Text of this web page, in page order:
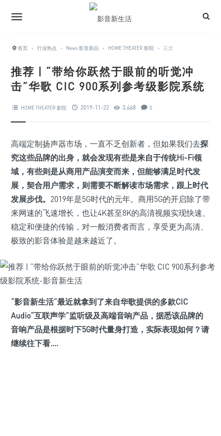
首页 › 行业热点 › News 影音新品 › HOME THEATER 影院 › 正文
推荐 | “带给你跃然于眼前的听觉冲
击”华歌 CIC 900系列参考级影院系统
HOME THEATER 影院 2019-11-22 3,468 0
高端定制扬声器市场，一直不乏创新者，但如果我们去探
究这些品牌的出身，就会发现有些是来自于传统Hi-Fi领
域，有些则是从商用产品演变而来，但能够满足时代发
展，契合用户需求，则需要不断解读市场需求，跟上时代
发展步伐。 2019年是5G时代的元年。商用5G的开启除了带
来网速的飞速增长，也让4K甚至8K的高清视频实现快速、
稳定和便捷的传输，对一般消费者而言，享受更为高清、
极致的影音体验是越来越近了。
“影音新生活”最近就拿到了来自华歌提供的多款CIC
Audio“互联声学”监听级及高端音响产品，据悉该品牌的
音响产品是根据时下5G时代量身打造，实际表现如何？请
继续往下看….